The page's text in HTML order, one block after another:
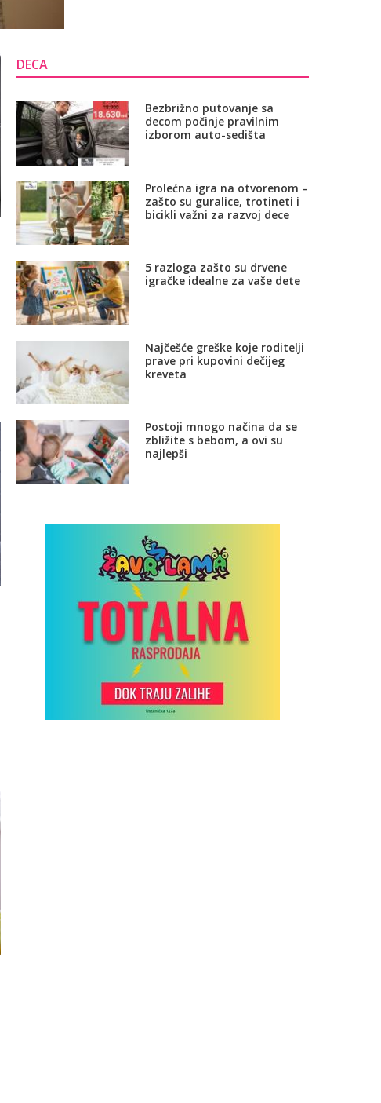
DECA
Bezbrižno putovanje sa
decom počinje pravilnim
izborom auto-sedišta
Prolećna igra na otvorenom –
zašto su guralice, trotineti i
bicikli važni za razvoj dece
5 razloga zašto su drvene
igračke idealne za vaše dete
Najčešće greške koje roditelji
prave pri kupovini dečijeg
kreveta
Postoji mnogo načina da se
zbližite s bebom, a ovi su
najlepši